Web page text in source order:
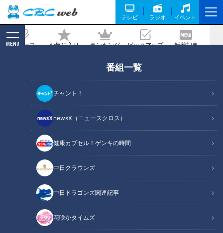
テレビ ラジオ イベント
ニュース お気に入り ランキング ピックアップ 新着記事
MENU
番組一覧
チャント！
newsX（ニュースクロス）
健康カプセル！ゲンキの時間
中日クラウンズ
中日ドラゴンズ関連記事
花咲かタイムズ
記事に戻る